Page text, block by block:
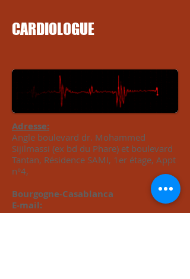
CARDIOLOGUE
Adresse:
Angle boulevard dr. Mohammed
Sijilmassi (ex bd du Phare) et boulevard
Tantan, Résidence SAMI, 1er étage, Appt
n°4,
Bourgogne-Casablanca
E-mail:
drsoufianeamine@hotmail.com